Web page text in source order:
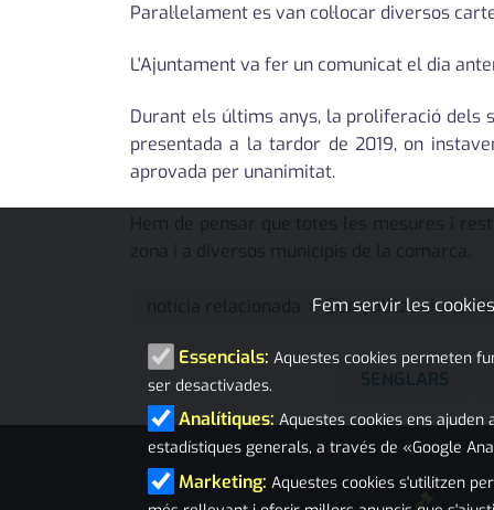
Paral·lelament es van col·locar diversos
L'Ajuntament va fer un comunicat el dia
Durant els últims anys, la proliferació dels
presentada a la tardor de 2019, on
aprovada per unanimitat.
Senyalitzacions
SENGLARS
Fem servir les
Essencials: Aquestes cookies permeten
ser desactivades.
Analítiques: Aquestes cookies ens
estadístiques generals, a través de «Google
Marketing: Aquestes cookies s'utilitzen